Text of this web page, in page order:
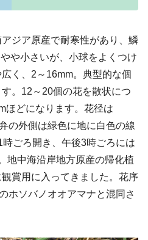
ジア原産で耐寒性があり、鱗
や小さいが、小球をよくつけ
く、2～16mm。典型的な個
。12～20個の花を散状につ
ほどになります。花径は
の外側は緑色に地に白色の線
ごろ開き、午後3時ごろには
地中海沿岸地方原産の帰化植
賞用に入ってきました。花序
ホソバノオオアマナと混同さ